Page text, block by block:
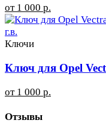
от 1 000 р.
Ключи
Ключ для Opel
от 1 000 р.
Отзывы